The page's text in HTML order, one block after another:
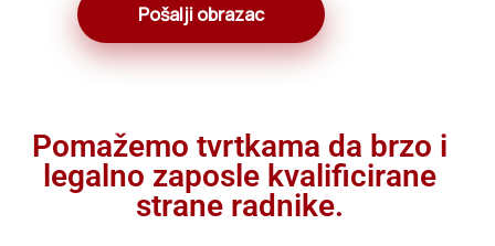
Pošalji obrazac
Pomažemo tvrtkama da brzo i
legalno zaposle kvalificirane
strane radnike.